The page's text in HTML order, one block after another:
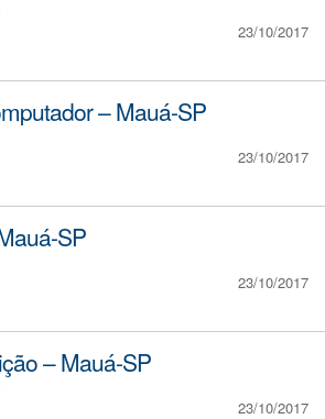
23/10/2017
– Mauá-SP
23/10/2017
SP
23/10/2017
– Mauá-SP
23/10/2017